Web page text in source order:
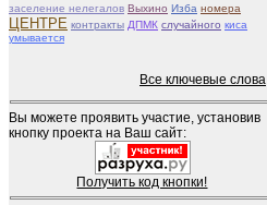
заселение нелегалов Выхино Изба номера
ЦЕНТРЕ контракты ДПМК случайного киса
умывается
Все ключевые слова
Вы можете проявить участие, установив
кнопку проекта на Ваш сайт:
Получить код кнопки!